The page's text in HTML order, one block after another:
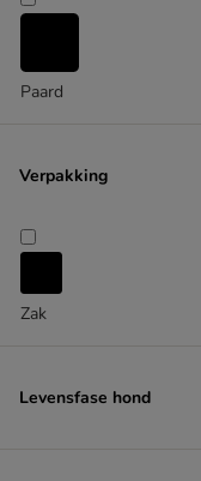
Gevogelte
Lam
Struisvogel
Favorieten
Karlie
Wolf of Wilderness
Paard
Verpakking
Zak
Levensfase hond